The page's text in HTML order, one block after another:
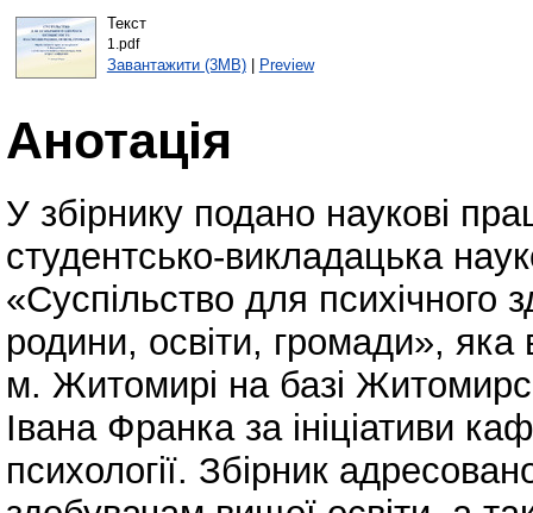
Текст
1.pdf
Завантажити (3MB)| Preview
Анотація
У збірнику подано наукові
студентсько-викладацька
«Суспільство для психічного
родини, освіти, громади»,
м. Житомирі на базі
Івана Франка за ініціативи
психології. Збірник